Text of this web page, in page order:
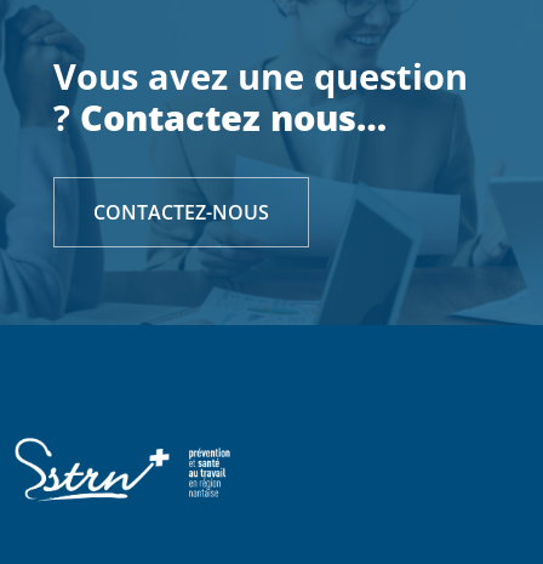
Vous avez une question
?Contactez nous…
CONTACTEZ-NOUS